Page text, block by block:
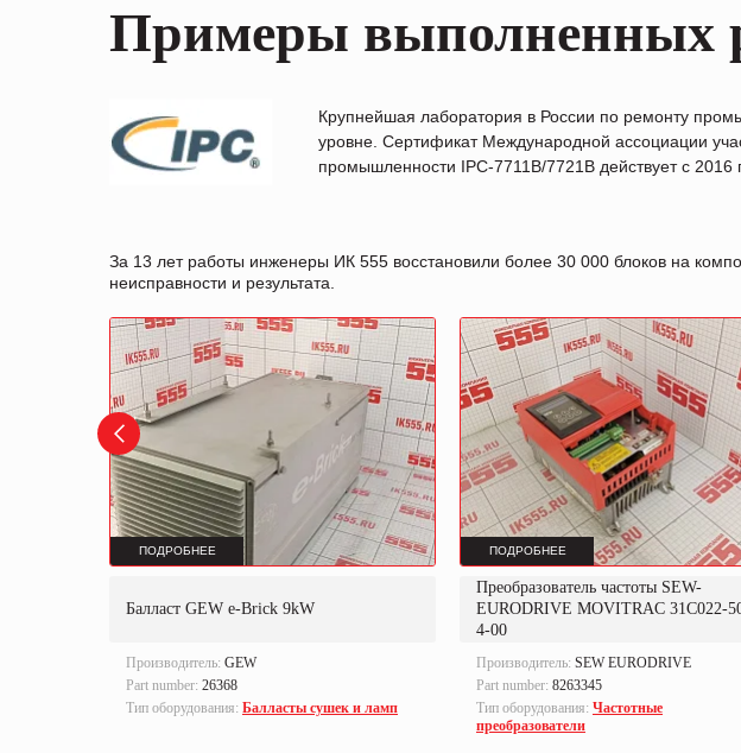
Примеры выполненных
Крупнейшая лаборатория в России по ремонту
уровне. Сертификат Международной ассоциации
промышленности IPC-7711B/7721B действует с 2016
За 13 лет работы инженеры ИК 555 восстановили более 30 000 блоков на
неисправности и результата.
ПОДРОБНЕЕ
Балласт GEW e-Brick 9kW
Производитель: GEW
Part number: 26368
Тип оборудования: Балласты сушек и ламп
ПОДРОБНЕЕ
Преобразователь частоты SEW-
EURODRIVE MOVITRAC 31C022-
4-00
Производитель: SEW EURODRIVE
Part number: 8263345
Тип оборудования: Частотные
преобразователи